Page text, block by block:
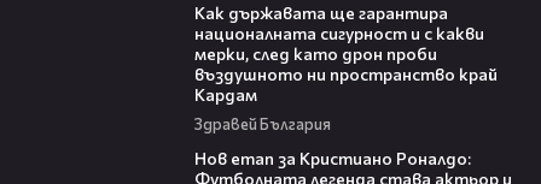
Как държавата ще гарантира
националната сигурност и с какви
мерки, след като дрон проби
въздушното ни пространство край
Кардам
Здравей България
Нов етап за Кристиано Роналдо:
Футболната легенда става актьор и